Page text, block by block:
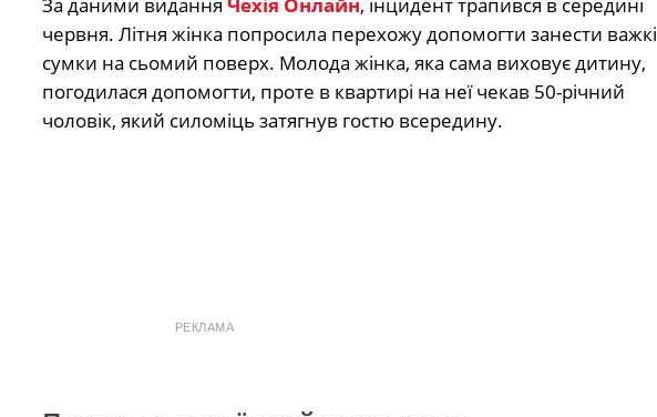
За даними видання Чехія Онлайн, інцидент трапився в середині
червня. Літня жінка попросила перехожу допомогти занести важкі
сумки на сьомий поверх. Молода жінка, яка сама виховує дитину,
погодилася допомогти, проте в квартирі на неї чекав 50-річний
чоловік, який силоміць затягнув гостю всередину.
РЕКЛАМА